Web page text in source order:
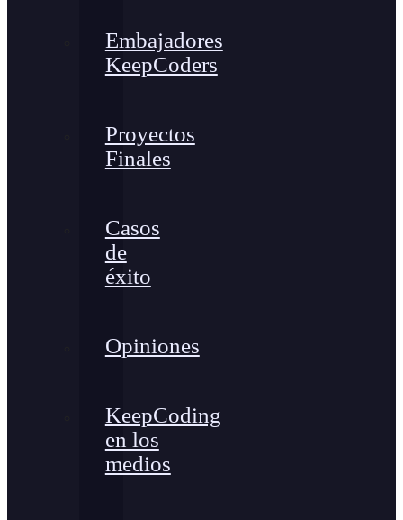
Embajadores
KeepCoders
Proyectos
Finales
Casos
de
éxito
Opiniones
KeepCoding
en los
medios